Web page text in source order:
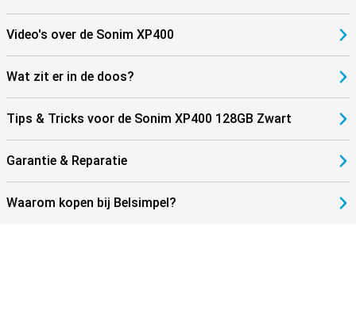
Video's over de Sonim XP400
Wat zit er in de doos?
Tips & Tricks voor de Sonim XP400 128GB Zwart
Garantie & Reparatie
Waarom kopen bij Belsimpel?